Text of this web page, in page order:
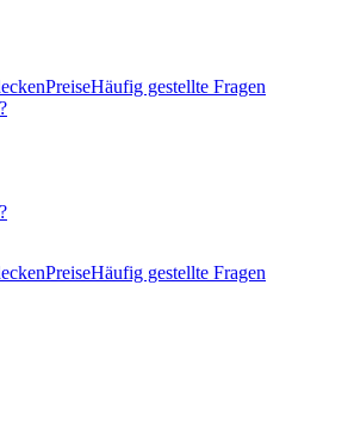
PreiseHäufig gestellte Fragen
PreiseHäufig gestellte Fragen